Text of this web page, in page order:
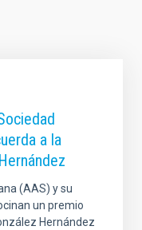
a la
(AAS) y su
un premio
Hernández